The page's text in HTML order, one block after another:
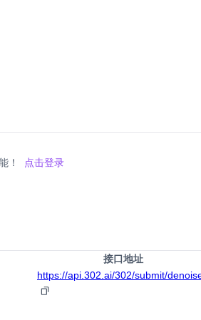
！ 点击登录
接口地址
https://api.302.ai/302/submit/